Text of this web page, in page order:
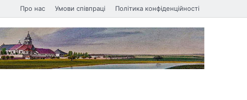
Про нас Умови співпраці Політика конфіденційності